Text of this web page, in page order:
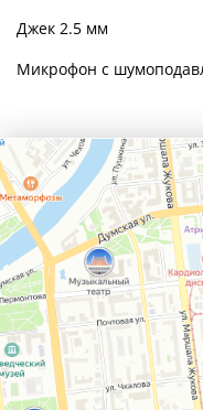
Джек 2.5 мм
Микрофон с